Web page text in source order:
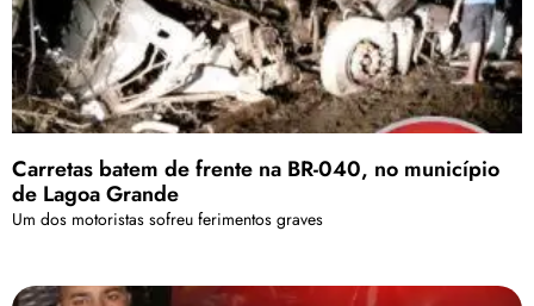
Carretas batem de frente na BR-040, no município
de Lagoa Grande
Um dos motoristas sofreu ferimentos graves